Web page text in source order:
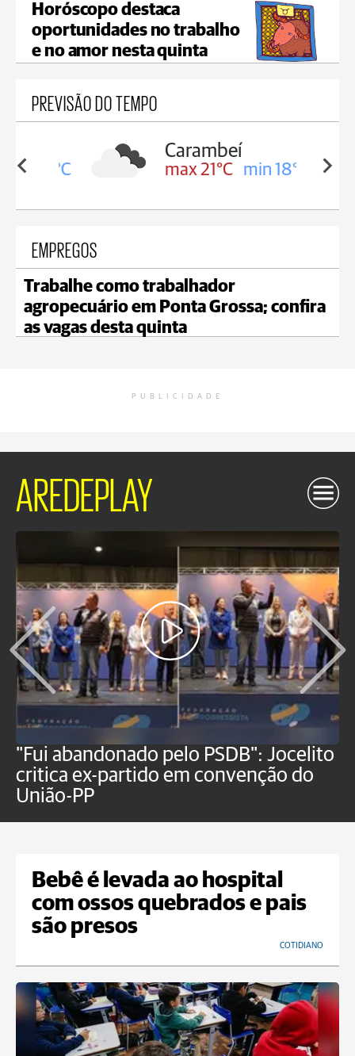
Horóscopo destaca
oportunidades no trabalho
e no amor nesta quinta
PREVISÃO DO TEMPO
19°C
Carambeí
max 21°C min 18°C
EMPREGOS
Trabalhe como trabalhador
agropecuário em Ponta Grossa; confira
as vagas desta quinta
PUBLICIDADE
AREDEPLAY
"Fui abandonado pelo PSDB": Jocelito
critica ex-partido em convenção do
União-PP
Bebê é levada ao hospital
com ossos quebrados e pais
são presos
COTIDIANO